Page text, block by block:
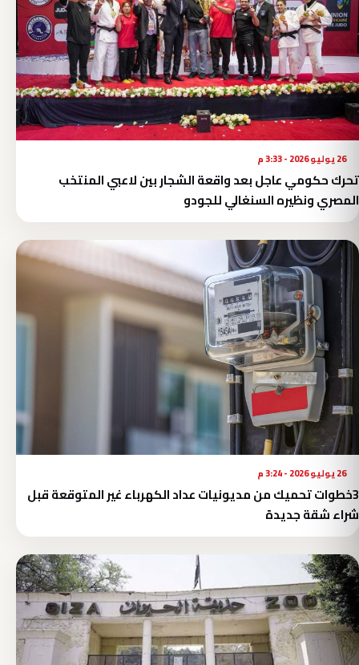
26 يوليو 2026 - 3:33 م
تحرك حكومي عاجل بعد واقعة الشجار بين لاعبي المنتخب
المصري ونظيره السنغالي للجودو
26 يوليو 2026 - 3:24 م
3خطوات تحميك من مديونيات عداد الكهرباء غير المتوقعة قبل
شراء شقة جديدة